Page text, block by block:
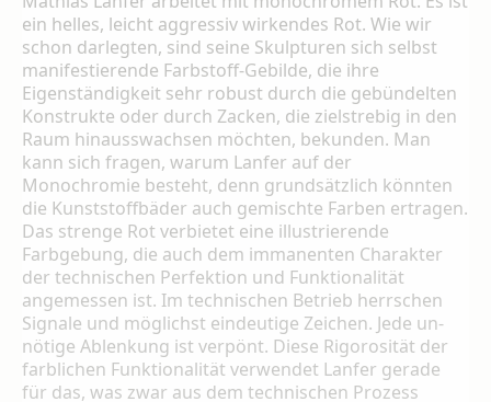
ein helles, leicht aggressiv wir­kendes Rot. Wie wir
schon darlegten, sind seine Skulpturen sich selbst
manifestierende Farbstoff-Gebilde, die ihre
Eigenständigkeit sehr robust durch die gebündelten
Konstruk­te oder durch Zacken, die zielstrebig in den
Raum hinausswachsen möchten, bekunden. Man
kann sich fragen, warum Lanfer auf der
Monochromie besteht, denn grundsätzlich könnten
die Kunststoffbäder auch gemisch­te Farben ertragen.
Das strenge Rot verbietet eine illustrierende
Farbgebung, die auch dem immanenten Charakter
der technischen Per­fektion und Funktionalität
angemessen ist. Im technischen Betrieb herrschen
Signale und möglichst eindeutige Zeichen. Jede un­
nötige Ablenkung ist verpönt. Diese Rigoro­sität der
farblichen Funktionalität verwendet Lanfer gerade
für das, was zwar aus dem technischen Prozess